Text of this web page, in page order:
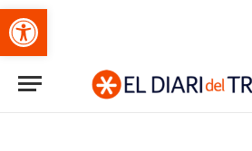
Obre la barra d'eines